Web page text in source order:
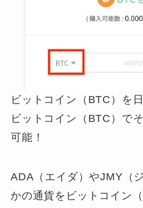
ビットコイン（BTC）を
ビットコイン（BTC）で
可能！
ADA（エイダ）やJMY（
かの通貨をビットコイン